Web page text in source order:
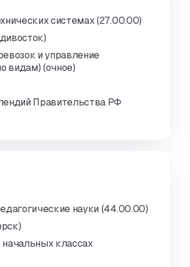
системах (27.00.00)
и управление
видам) (очное)
Правительства РФ
науки (44.00.00)
классах